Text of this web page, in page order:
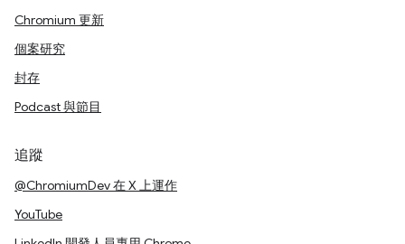
Chromium 更新
個案研究
封存
Podcast 與節目
追蹤
@ChromiumDev 在 X 上運作
YouTube